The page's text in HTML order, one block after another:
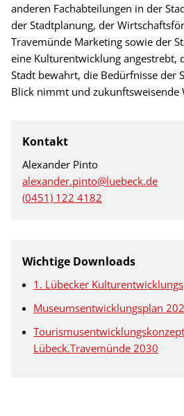
anderen Fachabteilungen in der
der Stadtplanung, der
Travemünde Marketing sowie der
eine Kulturentwicklung angestrebt,
Stadt bewahrt, die Bedürfnisse der
Blick nimmt und zukunftsweisende
Kontakt
Alexander Pinto
alexander.pinto@luebeck.de
(0451) 122 4182
Wichtige Downloads
1. Lübecker
Museumsentwicklungsplan
Tourismusentwicklungskonzept
Lübeck.Travemünde 2030